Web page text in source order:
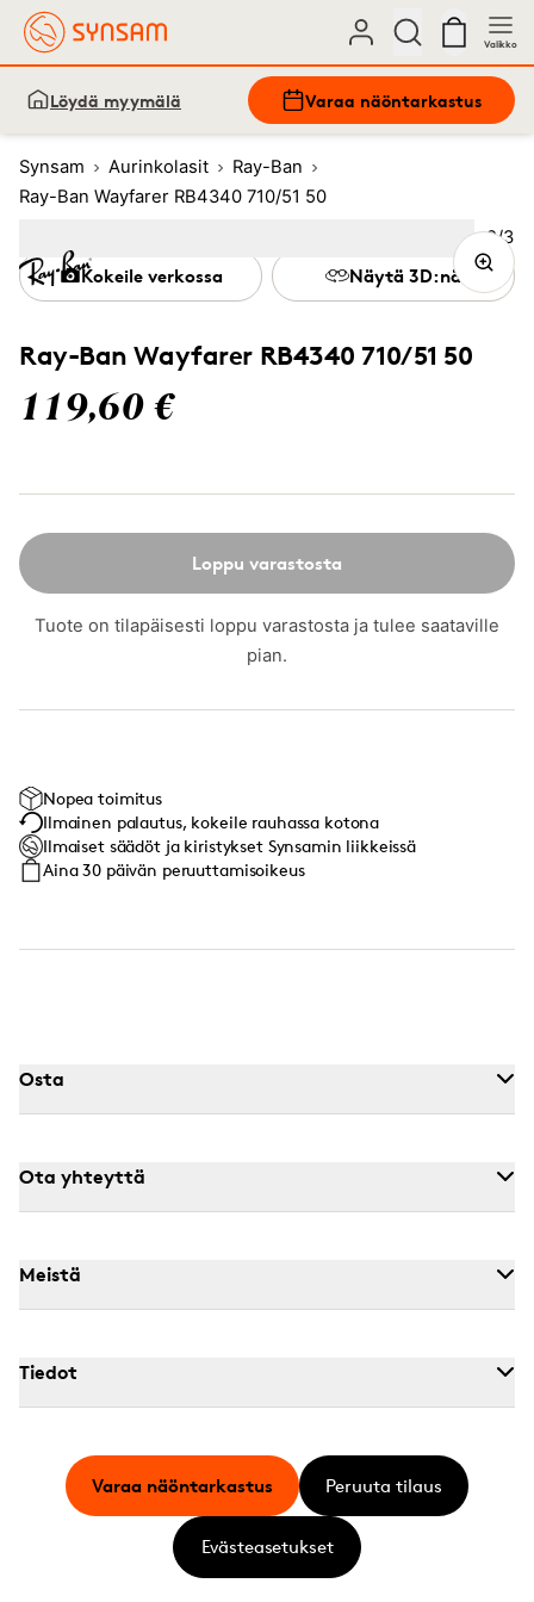
Valikko
Löydä myymälä Varaa näöntarkastus
Synsam Aurinkolasit
Ray-Ban
Ray-Ban Wayfarer RB4340 710/51 50
Ray-Ban Wayfarer RB4340 710/51 50
119,60 €
Loppu varastosta
Tuote on tilapäisesti loppu varastosta ja tulee saataville
pian.
Kokeile verkossa Näytä 3D:nä
Nopea toimitus
Ilmainen palautus, kokeile rauhassa kotona
Ilmaiset säädöt ja kiristykset Synsamin liikkeissä
Aina 30 päivän peruuttamisoikeus
Kuva
2/3
3
Osta
Ota yhteyttä
Meistä
Tiedot
Varaa näöntarkastus Peruuta tilaus
Evästeasetukset